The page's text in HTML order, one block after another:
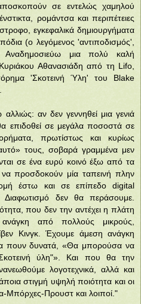
σε εντελώς χαμηλού
ρομάντσα και περιπέτειες
εγκεφαλικά δημιουργήματα
(ο λεγόμενος 'αντιποδισμός',
μια πολύ καλή
Αθανασιάδη από τη Lifo,
'Σκοτεινή Ύλη' του Blake
αν δεν γεννηθεί μια γενιά
επιδοθεί σε μεγάλα ποσοστά σε
πρωτίστως και κυρίως
τους, σοβαρά γραμμένα μεν
σε ένα ευρύ κοινό έξω από τα
προσδοκούν μία ταπεινή πλην
έστω και σε επίπεδο digital
Διαφωτισμό δεν θα περάσουμε.
που δεν την αντέχει η πλάτη
από πολλούς μικρούς,
Κινγκ. Έχουμε άμεση ανάγκη
πουν δυνατά, «Θα μπορούσα να
ύλη"». Και που θα την
λογοτεχνικά, αλλά και
στιγμή υψηλή ποιότητα και οι
Μπόρχες-Προυστ και λοιποί."